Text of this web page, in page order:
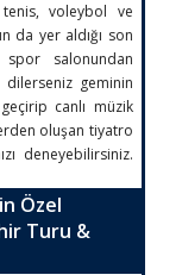
voleybol ve
da yer aldığı son
salonundan
geminin
canlı müzik
oluşan tiyatro
deneyebilirsiniz.
Özel
Turu &